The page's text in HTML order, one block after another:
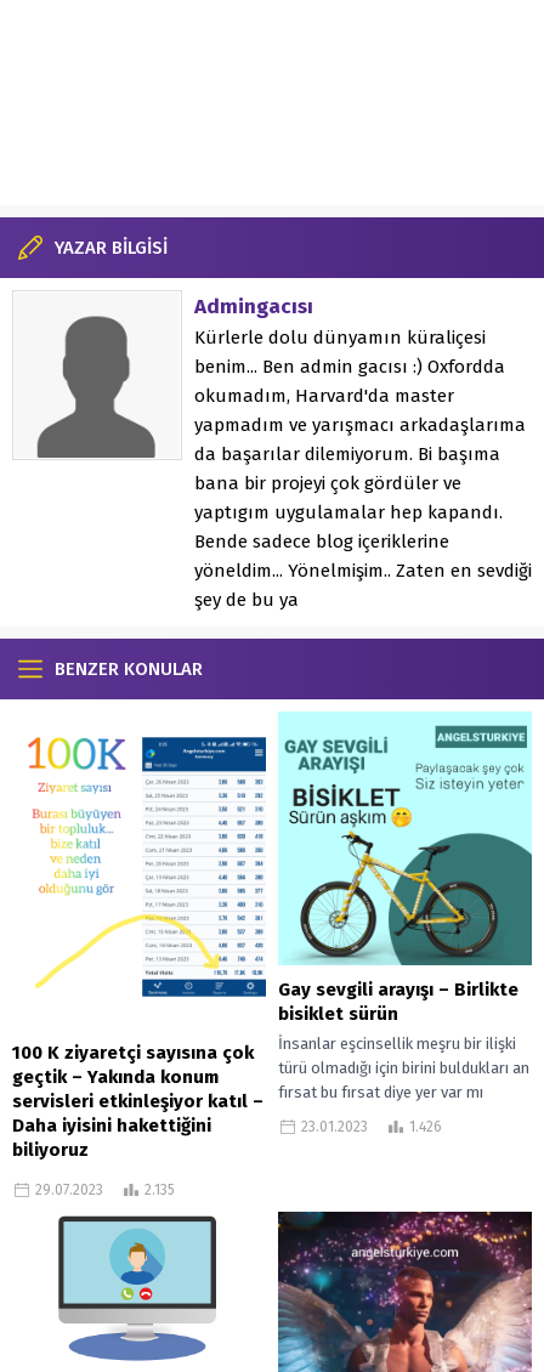
YAZAR BİLGİSİ
Admingacısı
Kürlerle dolu dünyamın küraliçesi
benim... Ben admin gacısı :) Oxfordda
okumadım, Harvard'da master
yapmadım ve yarışmacı arkadaşlarıma
da başarılar dilemiyorum. Bi başıma
bana bir projeyi çok gördüler ve
yaptıgım uygulamalar hep kapandı.
Bende sadece blog içeriklerine
yöneldim... Yönelmişim.. Zaten en sevdiği
şey de bu ya
BENZER KONULAR
100 K ziyaretçi sayısına çok
geçtik – Yakında konum
servisleri etkinleşiyor katıl –
Daha iyisini hakettiğini
biliyoruz
Çok değerli kullanıcılarımız.
uygulamamız zaman içinde daha
fazla ziyaretçi almaya başladı ve
2023 başı itibariyle 100...
29.07.2023 2.135
Gay sevgili arayışı – Birlikte
bisiklet sürün
İnsanlar eşcinsellik meşru bir ilişki
türü olmadığı için birini buldukları an
fırsat bu fırsat diye yer var mı
muhabbetiyle başlayan...
23.01.2023 1.426